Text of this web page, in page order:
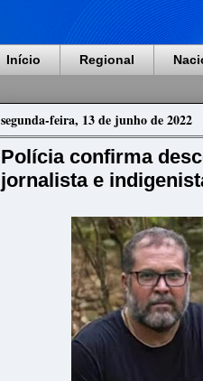
Início Regional
segunda-feira, 13 de junho de 2022
Polícia confirma
jornalista e